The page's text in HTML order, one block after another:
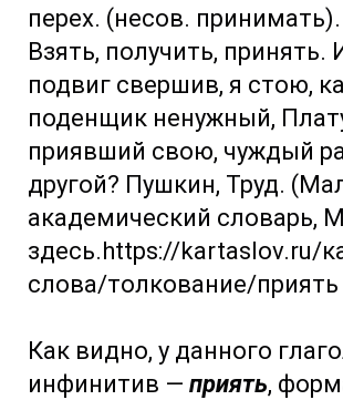
перех. (несов.
Взять, получить, принять.
подвиг свершив, я стою,
поденщик ненужный,
приявший свою, чуждый
другой? Пушкин, Труд.
академический словарь,
здесь.https://kartaslov.ru/
слова/толкование/приять
Как видно, у данного
инфинитив — приять,